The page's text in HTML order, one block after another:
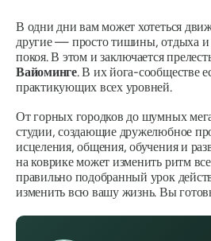
В одни дни вам может хотеться
другие — просто тишины, отдыха
покоя. В этом и заключается
Вайоминге. В их йога-сообществе
практикующих всех уровней.
От горных городков до шумных
студии, создающие дружелюбное
исцеления, общения, обучения и
на коврике может изменить ритм
правильно подобранный урок
изменить всю вашу жизнь. Вы